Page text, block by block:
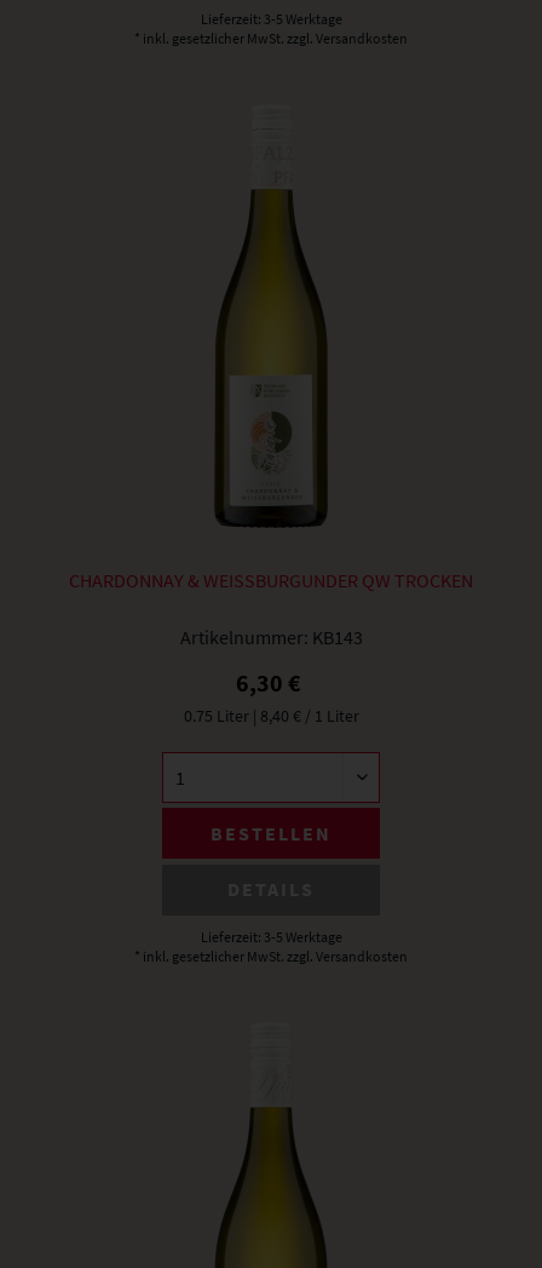
Lieferzeit: 3-5 Werktage
* inkl. gesetzlicher MwSt. zzgl. Versandkosten
CHARDONNAY & WEISSBURGUNDER QW TROCKEN
Artikelnummer: KB143
6,30 €
0.75 Liter | 8,40 € / 1 Liter
BESTELLEN
Lieferzeit: 3-5 Werktage
* inkl. gesetzlicher MwSt. zzgl. Versandkosten